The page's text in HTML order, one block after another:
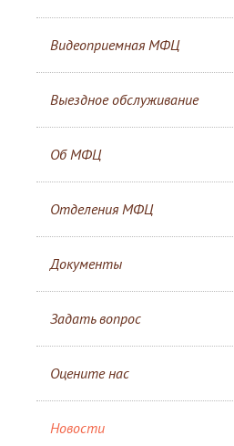
Видеоприемная МФЦ
Выездное обслуживание
Об МФЦ
Отделения МФЦ
Документы
Задать вопрос
Оцените нас
Новости